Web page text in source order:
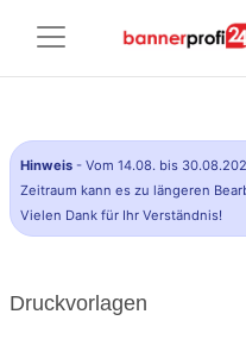
Hinweis - Vom 14.08. bis
Zeitraum kann es zu längeren
Vielen Dank für Ihr Verständnis!
Druckvorlagen